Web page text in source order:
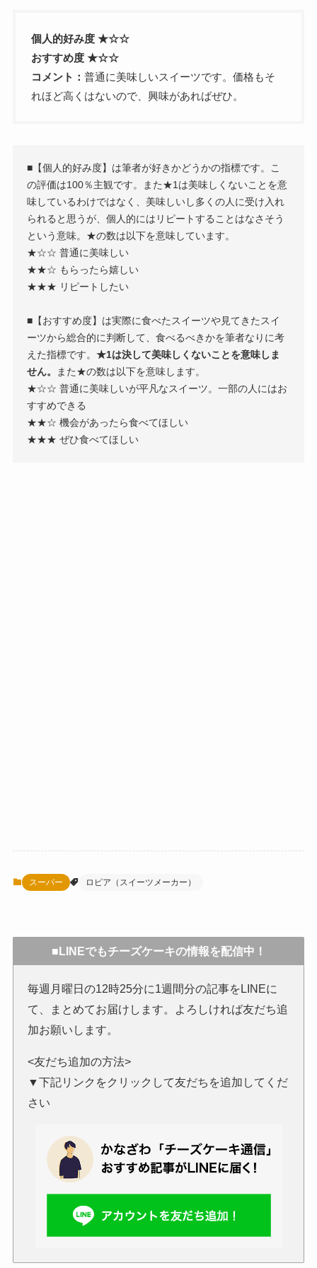
個人的好み度 ★☆☆
おすすめ度 ★☆☆
コメント：普通に美味しいスイーツです。価格もそ
れほど高くはないので、興味があればぜひ。
■【個人的好み度】は筆者が好きかどうかの指標です。こ
の評価は100％主観です。また★1は美味しくないことを意
味しているわけではなく、美味しいし多くの人に受け入れ
られると思うが、個人的にはリピートすることはなさそう
という意味。★の数は以下を意味しています。
★☆☆ 普通に美味しい
★★☆ もらったら嬉しい
★★★ リピートしたい
■【おすすめ度】は実際に食べたスイーツや見てきたスイ
ーツから総合的に判断して、食べるべきかを筆者なりに考
えた指標です。★1は決して美味しくないことを意味しま
せん。
また★の数は以下を意味します。
★☆☆ 普通に美味しいが平凡なスイーツ。一部の人にはお
すすめできる
★★☆ 機会があったら食べてほしい
★★★ ぜひ食べてほしい
スーパー ロピア（スイーツメーカー）
■LINEでもチーズケーキの情報を配信中！
毎週月曜日の12時25分に1週間分の記事をLINEに
て、まとめてお届けします。よろしければ友だち追
加お願いします。
<友だち追加の方法>
▼下記リンクをクリックして友だちを追加してくだ
さい